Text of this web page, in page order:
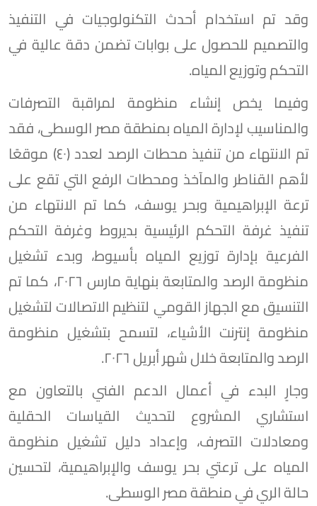
وقد تم استخدام أحدث التكنولوجيات في التنفيذ
والتصميم للحصول على بوابات تضمن دقة عالية في
التحكم وتوزيع المياه.
وفيما يخص إنشاء منظومة لمراقبة التصرفات
والمناسيب لإدارة المياه بمنطقة مصر الوسطى، فقد
تم الانتهاء من تنفيذ محطات الرصد لعدد (٤٠) موقعًا
لأهم القناطر والمآخذ ومحطات الرفع التي تقع على
ترعة الإبراهيمية وبحر يوسف، كما تم الانتهاء من
تنفيذ غرفة التحكم الرئيسية بديروط وغرفة التحكم
الفرعية بإدارة توزيع المياه بأسيوط، وبدء تشغيل
منظومة الرصد والمتابعة بنهاية مارس ٢٠٢٦، كما تم
التنسيق مع الجهاز القومي لتنظيم الاتصالات لتشغيل
منظومة إنترنت الأشياء، لتسمح بتشغيل منظومة
الرصد والمتابعة خلال شهر أبريل ٢٠٢٦.
وجارٍ البدء في أعمال الدعم الفني بالتعاون مع
استشاري المشروع لتحديث القياسات الحقلية
ومعادلات التصرف، وإعداد دليل تشغيل منظومة
المياه على ترعتي بحر يوسف والإبراهيمية، لتحسين
حالة الري في منطقة مصر الوسطى.